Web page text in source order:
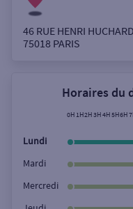
Rue
46 RUE HENRI HUCHARD
75018 PARIS
Horaires du
0H 1H2H3H4H5H6H
Lundi
Mardi
Mercredi